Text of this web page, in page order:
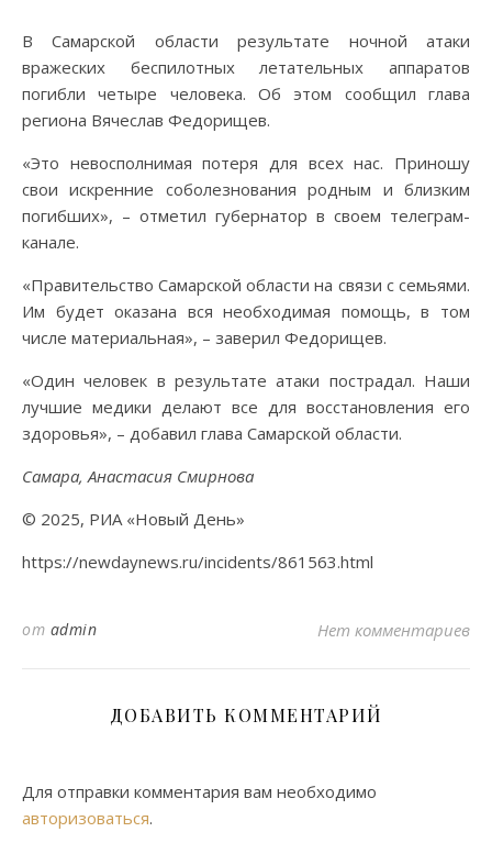
В Самарской области результате ночной атаки
вражеских беспилотных летательных аппаратов
погибли четыре человека. Об этом сообщил глава
региона Вячеслав Федорищев.
«Это невосполнимая потеря для всех нас. Приношу
свои искренние соболезнования родным и близким
погибших», – отметил губернатор в своем телеграм-
канале.
«Правительство Самарской области на связи с семьями.
Им будет оказана вся необходимая помощь, в том
числе материальная», – заверил Федорищев.
«Один человек в результате атаки пострадал. Наши
лучшие медики делают все для восстановления его
здоровья», – добавил глава Самарской области.
Самара, Анастасия Смирнова
© 2025, РИА «Новый День»
https://newdaynews.ru/incidents/861563.html
от admin Нет комментариев
ДОБАВИТЬ КОММЕНТАРИЙ
Для отправки комментария вам необходимо
авторизоваться.